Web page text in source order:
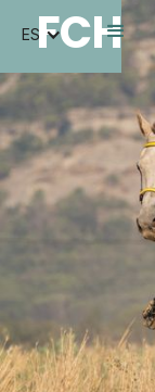
FCH
ES